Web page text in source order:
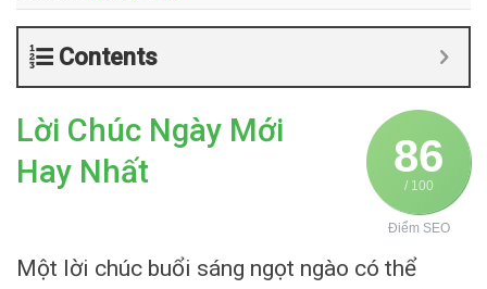
Contents
86
/ 100
Điểm SEO
Lời Chúc Ngày Mới
Hay Nhất
Một lời chúc buổi sáng ngọt ngào có thể